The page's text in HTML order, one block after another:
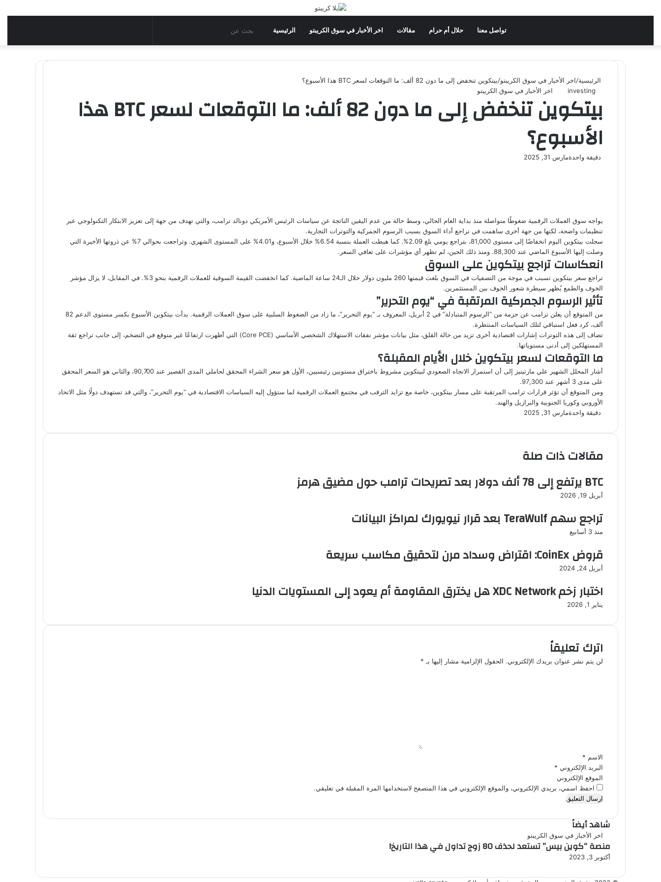
الرئيسية اخر الأخبار في سوق الكريبتو مقالات حلال أم حرام تواصل معنا بحث
عن
الرئيسية/اخر الأخبار في سوق الكريبتو/بيتكوين تنخفض إلى ما دون 82 ألف: ما التوقعات لسعر BTC هذا الأسبوع؟
investing
اخر الأخبار في سوق الكريبتو
بيتكوين تنخفض إلى ما دون 82 ألف: ما التوقعات لسعر BTC هذا
الأسبوع؟
مارس 31, 2025دقيقة واحدة
يواجه سوق العملات الرقمية ضغوطًا متواصلة منذ بداية العام الحالي، وسط حالة من عدم اليقين الناتجة عن سياسات الرئيس الأمريكي دونالد ترامب، والتي تهدف من جهة إلى تعزيز الابتكار التكنولوجي عبر
تنظيمات واضحة، لكنها من جهة أخرى ساهمت في تراجع أداء السوق بسبب الرسوم الجمركية والتوترات التجارية.
سجلت بيتكوين اليوم انخفاضًا إلى مستوى 81,000، بتراجع يومي بلغ 2.09%. كما هبطت العملة بنسبة 6.54% خلال الأسبوع، و4.01% على المستوى الشهري. وتراجعت بحوالي 7% عن ذروتها الأخيرة التي
وصلت إليها الأسبوع الماضي عند 88,300. ومنذ ذلك الحين، لم تظهر أي مؤشرات على تعافي السعر.
انعكاسات تراجع بيتكوين على السوق
تراجع سعر بيتكوين تسبب في موجة من التصفيات في السوق بلغت قيمتها 260 مليون دولار خلال الـ24 ساعة الماضية. كما انخفضت القيمة السوقية للعملات الرقمية بنحو 3%. في المقابل، لا يزال مؤشر
الخوف والطمع يُظهر سيطرة شعور الخوف بين المستثمرين.
تأثير الرسوم الجمركية المرتقبة في “يوم التحرير”
من المتوقع أن يعلن ترامب عن حزمة من “الرسوم المتبادلة” في 2 أبريل، المعروف بـ “يوم التحرير”، ما زاد من الضغوط السلبية على سوق العملات الرقمية. بدأت بيتكوين الأسبوع بكسر مستوى الدعم 82
ألف، كرد فعل استباقي لتلك السياسات المنتظرة.
تضاف إلى هذه التوترات إشارات اقتصادية أخرى تزيد من حالة القلق، مثل بيانات مؤشر نفقات الاستهلاك الشخصي الأساسي (Core PCE) التي أظهرت ارتفاعًا غير متوقع في التضخم، إلى جانب تراجع ثقة
المستهلكين إلى أدنى مستوياتها.
ما التوقعات لسعر بيتكوين خلال الأيام المقبلة؟
أشار المحلل الشهير علي مارتينيز إلى أن استمرار الاتجاه الصعودي لبيتكوين مشروط باختراق مستويين رئيسيين، الأول هو سعر الشراء المحقق لحاملي المدى القصير عند 90,700، والثاني هو السعر المحقق
على مدى 3 أشهر عند 97,300.
ومن المتوقع أن تؤثر قرارات ترامب المرتقبة على مسار بيتكوين، خاصة مع تزايد الترقب في مجتمع العملات الرقمية لما ستؤول إليه السياسات الاقتصادية في “يوم التحرير”، والتي قد تستهدف دولًا مثل الاتحاد
الأوروبي وكوريا الجنوبية والبرازيل والهند.
مارس 31, 2025دقيقة واحدة
مقالات ذات صلة
BTC يرتفع إلى 78 ألف دولار بعد تصريحات ترامب حول مضيق هرمز
أبريل 19, 2026
تراجع سهم TeraWulf بعد قرار نيويورك لمراكز البيانات
منذ 3 أسابيع
قروض CoinEx: اقتراض وسداد مرن لتحقيق مكاسب سريعة
أبريل 24, 2024
اختبار زخم XDC Network هل يخترق المقاومة أم يعود إلى المستويات الدنيا
يناير 1, 2026
اترك تعليقاً
لن يتم نشر عنوان بريدك الإلكتروني. الحقول الإلزامية مشار إليها بـ *
الاسم *
البريد الإلكتروني *
الموقع الإلكتروني
احفظ اسمي، بريدي الإلكتروني، والموقع الإلكتروني في هذا المتصفح لاستخدامها المرة المقبلة في تعليقي.
شاهد أيضاً
إغلاقاخر الأخبار في سوق الكريبتو
منصة “كوين بيس” تستعد لحذف 80 زوج تداول في هذا التاريخ!
أكتوبر 3, 2023